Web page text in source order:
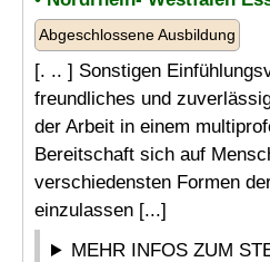
Abgeschlossene Ausbildung
[. .. ] Sonstigen
freundliches und
der Arbeit in einem
Bereitschaft sich auf
verschiedensten Formen
einzulassen [...]
MEHR INFOS ZUM